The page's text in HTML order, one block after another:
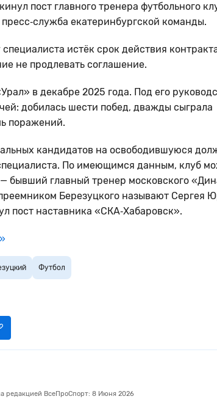
пост главного тренера футбольного
екатеринбургской команды.
истёк срок действия
не продлевать соглашение.
в декабре 2025 года. Под его
добилась шести побед, дважды сыграла
поражений.
кандидатов на освободившуюся
По имеющимся данным, клуб
— бывший главный тренер московского
Березуцкого называют Сергея
пост наставника «СКА‑Хабаровск».
Футбол
редакцией ВсеПроСпорт: 8 Июня 2026